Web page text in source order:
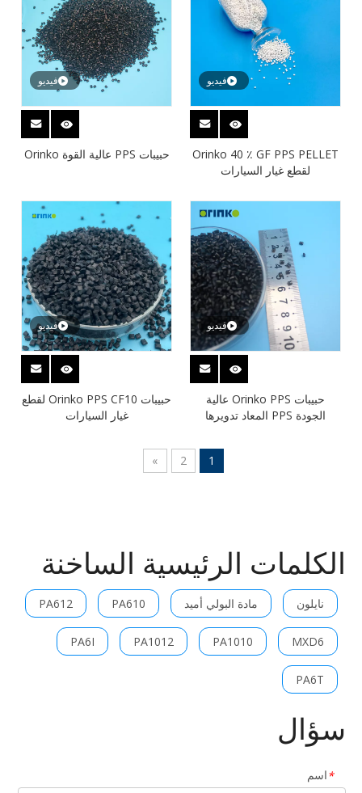
فيديو
Orinko 40 ٪ GF PPS PELLET
لقطع غيار السيارات
فيديو
حبيبات PPS عالية القوة Orinko
فيديو
حبيبات Orinko PPS عالية
الجودة PPS المعاد تدويرها
فيديو
حبيبات Orinko PPS CF10 لقطع
غيار السيارات
1
2
»
الكلمات الرئيسية الساخنة
نايلون مادة البولي أميد PA610
PA612
MXD6
PA1010
PA1012
PA6I
PA6T
سؤال
*اسم